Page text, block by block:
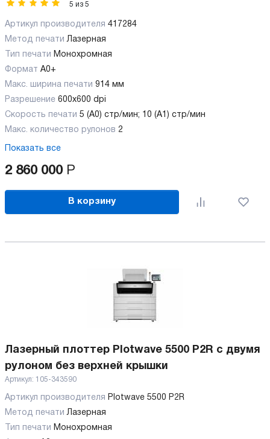
5 из 5
Артикул производителя 417284
Метод печати Лазерная
Тип печати Монохромная
Формат A0+
Макс. ширина печати 914 мм
Разрешение 600х600 dpi
Скорость печати 5 (A0) стр/мин; 10 (A1) стр/мин
Макс. количество рулонов 2
Показать все
2 860 000 Р
В корзину
Лазерный плоттер Plotwave 5500 P2R с двумя
рулоном без верхней крышки
Артикул: 105-343590
Артикул производителя Plotwave 5500 P2R
Метод печати Лазерная
Тип печати Монохромная